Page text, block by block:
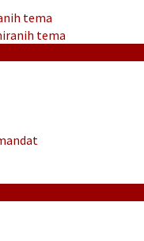
tema
tema